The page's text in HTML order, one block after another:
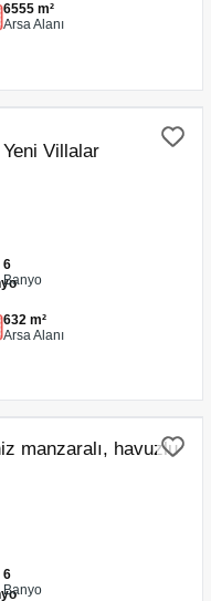
6555 m²
Arsa Alanı
Villalar
6
Banyo
632 m²
Arsa Alanı
manzaralı, havuzlu
6
Banyo